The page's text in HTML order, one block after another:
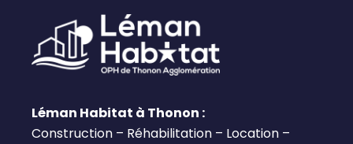
Léman Habitat à Thonon :
Construction – Réhabilitation – Location –